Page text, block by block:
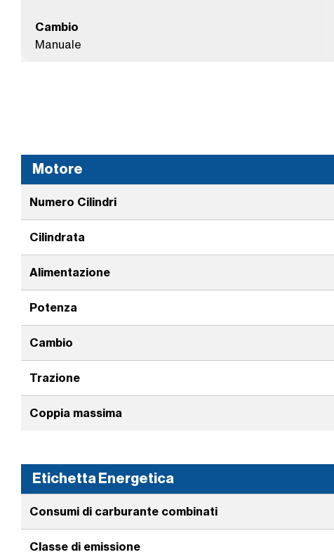
Cambio
Manuale
Motore
Numero Cilindri
Cilindrata
Alimentazione
Potenza
Cambio
Trazione
Coppia massima
Etichetta Energetica
Consumi di carburante combinati
Classe di emissione